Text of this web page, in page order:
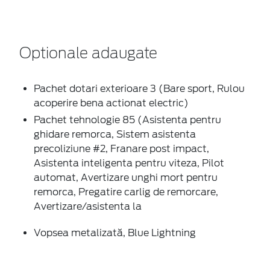
Optionale adaugate
Pachet dotari exterioare 3 (Bare sport, Rulou
acoperire bena actionat electric)
Pachet tehnologie 85 (Asistenta pentru
ghidare remorca, Sistem asistenta
precoliziune #2, Franare post impact,
Asistenta inteligenta pentru viteza, Pilot
automat, Avertizare unghi mort pentru
remorca, Pregatire carlig de remorcare,
Avertizare/asistenta la
Vopsea metalizată, Blue Lightning